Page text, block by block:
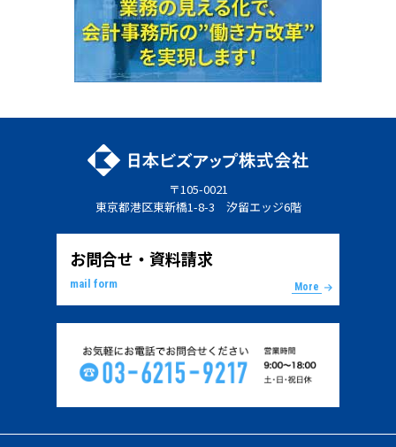
〒105-0021
東京都港区東新橋1-8-3 汐留エッジ6階
お問合せ・資料請求
mail form More